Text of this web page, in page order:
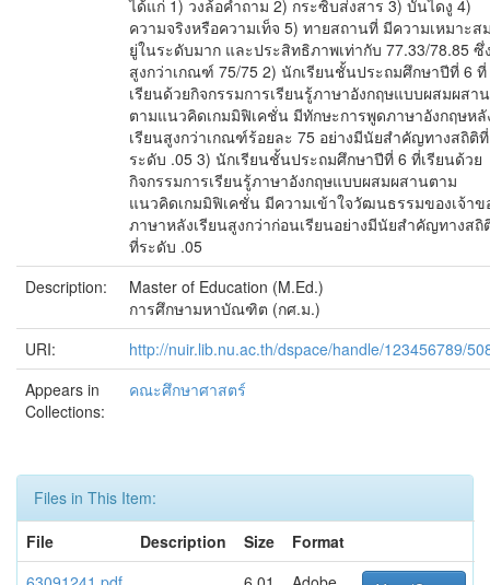
ได้แก่ 1) วงล้อคำถาม 2) กระซิบส่งสาร 3) บันไดงู 4)
ความจริงหรือความเท็จ 5) ทายสถานที่ มีความเหมาะส
ยู่ในระดับมาก และประสิทธิภาพเท่ากับ 77.33/78.85 ซึ่
สูงกว่าเกณฑ์ 75/75 2) นักเรียนชั้นประถมศึกษาปีที่ 6 ที่
เรียนด้วยกิจกรรมการเรียนรู้ภาษาอังกฤษแบบผสมผสาน
ตามแนวคิดเกมมิฟิเคชั่น มีทักษะการพูดภาษาอังกฤษหลั
เรียนสูงกว่าเกณฑ์ร้อยละ 75 อย่างมีนัยสำคัญทางสถิติที่
ระดับ .05 3) นักเรียนชั้นประถมศึกษาปีที่ 6 ที่เรียนด้วย
กิจกรรมการเรียนรู้ภาษาอังกฤษแบบผสมผสานตาม
แนวคิดเกมมิฟิเคชั่น มีความเข้าใจวัฒนธรรมของเจ้าข
ภาษาหลังเรียนสูงกว่าก่อนเรียนอย่างมีนัยสำคัญทางสถิ
ที่ระดับ .05
Description:
Master of Education (M.Ed.)
การศึกษามหาบัณฑิต (กศ.ม.)
URI:
http://nuir.lib.nu.ac.th/dspace/handle/123456789/
Appears in
Collections:
คณะศึกษาศาสตร์
Files in This Item:
File
Description Size
Format